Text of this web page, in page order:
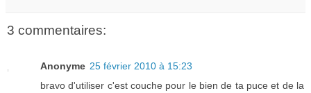
3 commentaires:
Anonyme 25 février 2010 à 15:23
bravo d'utiliser c'est couche pour le bien de ta puce et de la